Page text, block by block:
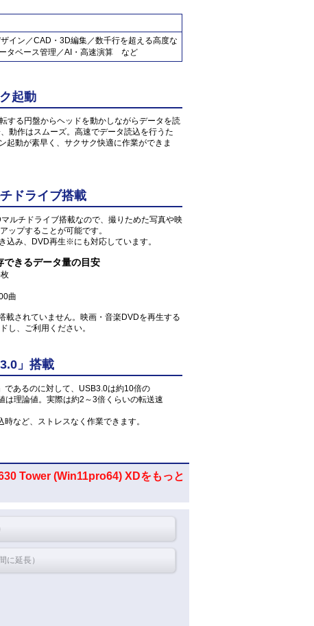
イン／CAD・3D編集／数千行を超える高度な
タベース管理／AI・高速演算 など
起動
する円盤からヘッドを動かしながらデータを読
動作はスムーズ。高速でデータ読込を行うた
起動が素早く、サクサク快適に作業ができま
ドライブ搭載
ルチドライブ搭載なので、撮りためた写真や映
ップすることが可能です。
込み、DVD再生※にも対応しています。
できるデータ量の目安
曲
されていません。映画・音楽DVDを再生する
し、ご利用ください。
」搭載
あるのに対して、USB3.0は約10倍の
は理論値。実際は約2～3倍くらいの転送速
など、ストレスなく作業できます。
Tower (Win11pro64) XDをもっと
に延長）